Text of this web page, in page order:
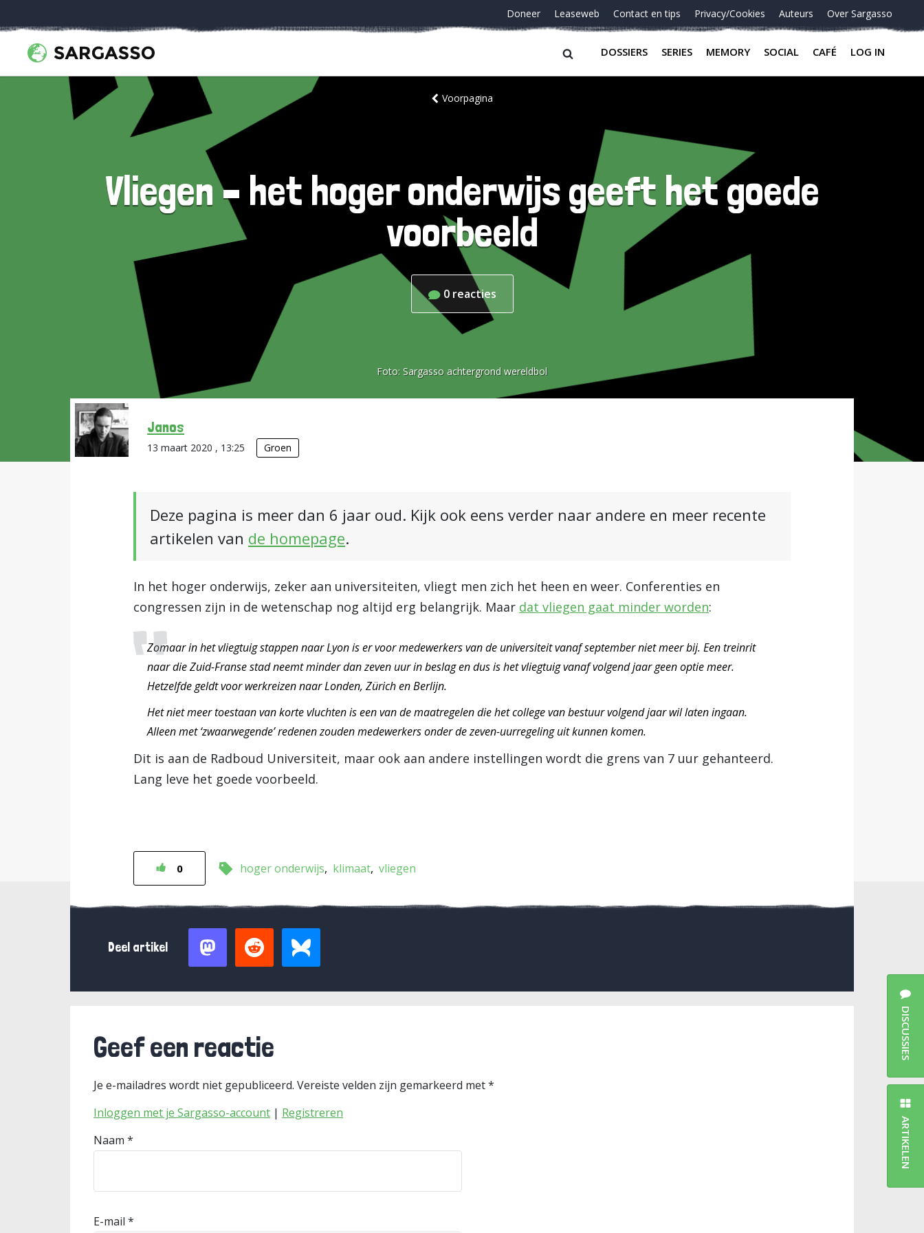
Doneer Leaseweb Contact en tips Privacy/Cookies Auteurs Over Sargasso
DOSSIERS SERIES MEMORY SOCIAL CAFÉ LOG IN
Voorpagina
Vliegen – het hoger onderwijs geeft het goede
voorbeeld
0 reacties
Foto: Sargasso achtergrond wereldbol
Janos
13 maart 2020 , 13:25 Groen
Deze pagina is meer dan 6 jaar oud. Kijk ook eens verder naar andere en meer recente
artikelen van de homepage.
In het hoger onderwijs, zeker aan universiteiten, vliegt men zich het heen en weer. Conferenties en
congressen zijn in de wetenschap nog altijd erg belangrijk. Maar dat vliegen gaat minder worden:
Zomaar in het vliegtuig stappen naar Lyon is er voor medewerkers van de universiteit vanaf september niet meer bij. Een treinrit
naar die Zuid-Franse stad neemt minder dan zeven uur in beslag en dus is het vliegtuig vanaf volgend jaar geen optie meer.
Hetzelfde geldt voor werkreizen naar Londen, Zürich en Berlijn.
Het niet meer toestaan van korte vluchten is een van de maatregelen die het college van bestuur volgend jaar wil laten ingaan.
Alleen met ‘zwaarwegende’ redenen zouden medewerkers onder de zeven-uurregeling uit kunnen komen.
Dit is aan de Radboud Universiteit, maar ook aan andere instellingen wordt die grens van 7 uur gehanteerd.
Lang leve het goede voorbeeld.
0 hoger onderwijs klimaat vliegen
Deel artikel
Geef een reactie
Je e-mailadres wordt niet gepubliceerd. Vereiste velden zijn gemarkeerd met*
Inloggen met je Sargasso-account | Registreren
Naam *
E-mail *
DISCUSSIES
ARTIKELEN